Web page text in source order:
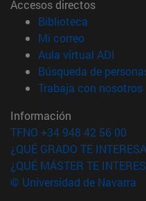
Accesos directos
Biblioteca
Mi correo(abre en
Aula virtual ADI
Búsqueda de
Trabaja con nosotros
Información
TFNO +34 948 42 56 00
¿QUÉ GRADO TE
¿QUÉ MÁSTER TE
© Universidad de Navarra